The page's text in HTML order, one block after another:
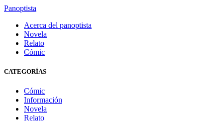
Panoptista
Acerca del panoptista
Novela
Relato
Cómic
CATEGORÍAS
Cómic
Información
Novela
Relato